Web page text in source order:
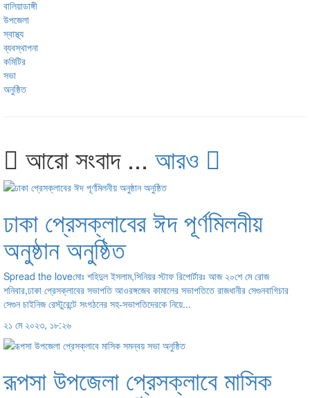
আরো সংবাদ ... আরও
ঢাকা প্রেসক্লাবের ঈদ পূর্ণমিলনীয়
অনুষ্ঠান অনুষ্ঠিত
Spread the loveমোঃ শহিদুল ইসলাম,সিনিয়র স্টাফ রিপোর্টারঃ আজ ২০শে মে রোজ
শনিবার,ঢাকা প্রেসক্লাবের সভাপতি আওরঙ্গজেব কামালের সভাপতিতে রাজধানীর সেগুনবাগিচার
সেগুন চাইনিজ রেস্টুরেন্টে সংগঠনের সহ-সভাপতিদেরকে নিয়ে...
২১ মে ২০২৩, ১৮:২৬
রূপসা উপজেলা প্রেসক্লাবে মাসিক